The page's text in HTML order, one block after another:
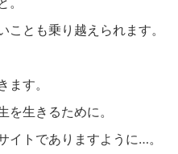
とも乗り越えられます。
す。
生きるために。
イトでありますように…。